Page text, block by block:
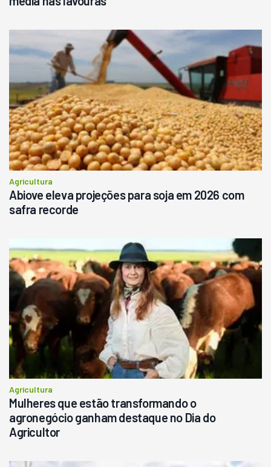
Agricultura
Abiove eleva projeções para soja em 2026 com
safra recorde
Agricultura
Mulheres que estão transformando o
agronegócio ganham destaque no Dia do
Agricultor